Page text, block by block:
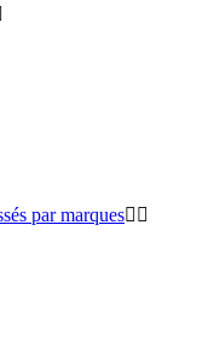
par marques 